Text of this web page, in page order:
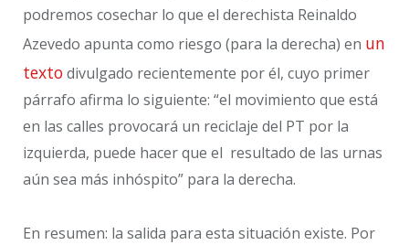
podremos cosechar lo que el derechista Reinaldo
Azevedo apunta como riesgo (para la derecha) en un
textodivulgado recientemente por él, cuyo primer
párrafo afirma lo siguiente: “el movimiento que está
en las calles provocará un reciclaje del PT por la
izquierda, puede hacer que el resultado de las urnas
aún sea más inhóspito” para la derecha.
En resumen: la salida para esta situación existe. Por